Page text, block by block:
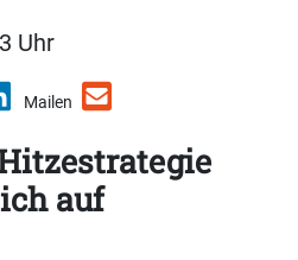
Uhr
Mailen
auf